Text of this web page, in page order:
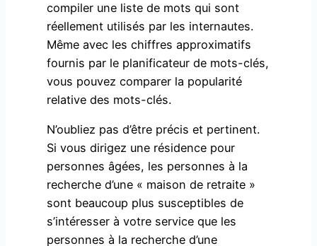
compiler une liste de mots qui sont
réellement utilisés par les internautes.
Même avec les chiffres approximatifs
fournis par le planificateur de mots-clés,
vous pouvez comparer la popularité
relative des mots-clés.
N’oubliez pas d’être précis et pertinent.
Si vous dirigez une résidence pour
personnes âgées, les personnes à la
recherche d’une « maison de retraite »
sont beaucoup plus susceptibles de
s’intéresser à votre service que les
personnes à la recherche d’une